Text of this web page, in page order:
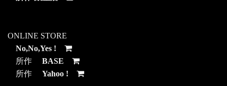
ONLINE STORE
No,No,Yes !
所作 BASE
所作 Yahoo !